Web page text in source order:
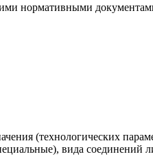
нормативными
(технологических
вида соединений